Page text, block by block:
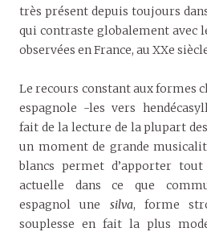
très présent depuis toujours
qui contraste globalement avec
observées en France, au XXe
Le recours constant aux formes
espagnole -les vers
fait de la lecture de la plupart
un moment de grande
blancs permet d’apporter
actuelle dans ce que
espagnol une silva, forme
souplesse en fait la plus